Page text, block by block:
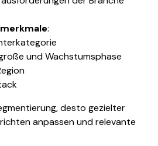
:
und Wachstumsphase
desto gezielter
anpassen und relevante